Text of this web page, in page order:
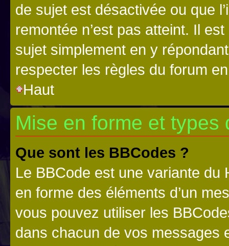
de sujet est désactivée ou que
remontée n’est pas atteint. Il
sujet simplement en y
respecter les règles du forum
Haut
Mise en forme et types
Que sont les BBCodes ?
Le BBCode est une variante du
en forme des éléments d’un
vous pouvez utiliser les
dans chacun de vos messages